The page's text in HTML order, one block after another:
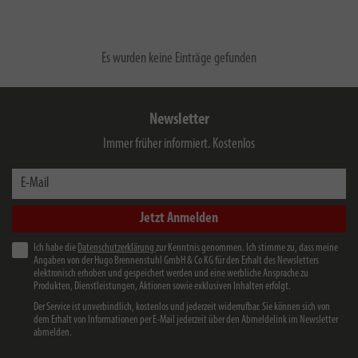
Es wurden keine Einträge gefunden
Newsletter
Immer früher informiert. Kostenlos
E-Mail
Jetzt Anmelden
Ich habe die Datenschutzerklärung zur Kenntnis genommen. Ich stimme zu, dass meine
Angaben von der Hugo Brennenstuhl GmbH & Co KG für den Erhalt des Newsletters
elektronisch erhoben und gespeichert werden und eine werbliche Ansprache zu
Produkten, Dienstleistungen, Aktionen sowie exklusiven Inhalten erfolgt.
Der Service ist unverbindlich, kostenlos und jederzeit widerrufbar. Sie können sich von
dem Erhalt von Informationen per E-Mail jederzeit über den Abmeldelink im Newsletter
abmelden.